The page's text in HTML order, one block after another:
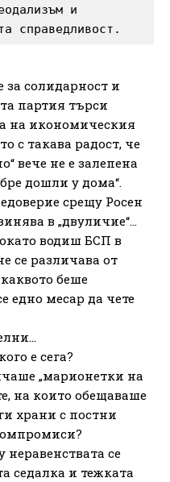
и
справедливост.
за солидарност и
партия търси
на икономическия
с такава радост, че
вече не е залепена
дошли у дома“.
срещу Росен
в „двуличие“…
водиш БСП в
се различава от
беше
едно месар да чете
е сега?
„марионетки на
на които обещаваше
храни с постни
се
седалка и тежката